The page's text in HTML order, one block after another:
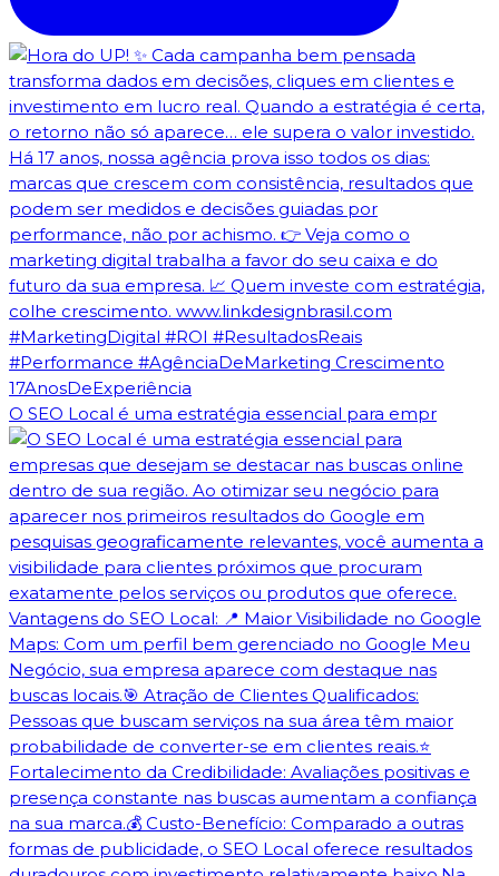
O SEO Local é uma estratégia essencial para empr